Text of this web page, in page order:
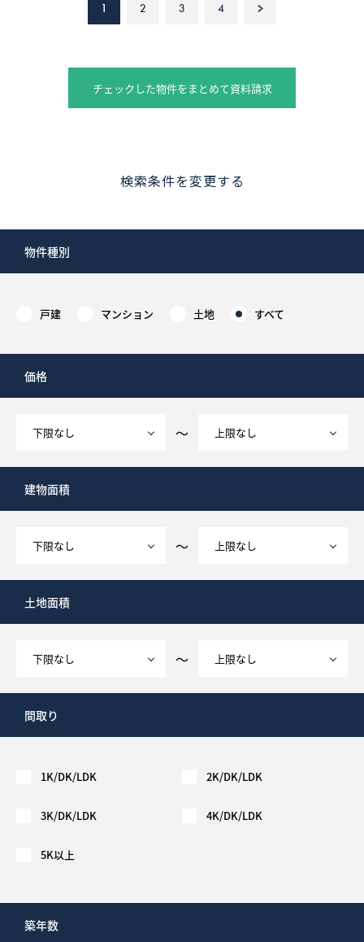
1 2 3 4 >
チェックした物件をまとめて資料請求
検索条件を変更する
物件種別
戸建 マンション 土地 すべて
価格
～
建物面積
～
土地面積
～
間取り
1K/DK/LDK 2K/DK/LDK
3K/DK/LDK 4K/DK/LDK
5K以上
築年数